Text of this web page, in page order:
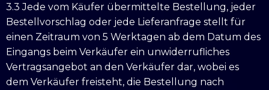
3.3 Jede vom Käufer übermittelte Bestellung, jeder
Bestellvorschlag oder jede Lieferanfrage stellt für
einen Zeitraum von 5 Werktagen ab dem Datum des
Eingangs beim Verkäufer ein unwiderrufliches
Vertragsangebot an den Verkäufer dar, wobei es
dem Verkäufer freisteht, die Bestellung nach